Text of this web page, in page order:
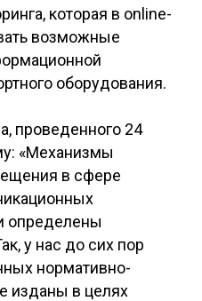
которая в online-
возможные
оборудования.
проведенного 24
«Механизмы
в сфере
определены
у нас до сих пор
нормативно-
изданы в целях